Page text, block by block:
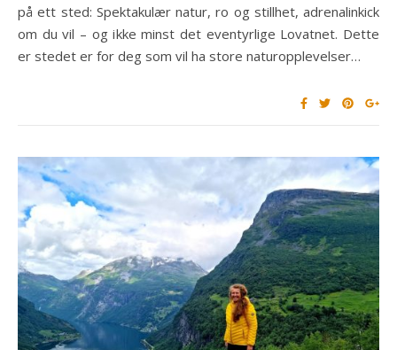
på ett sted: Spektakulær natur, ro og stillhet, adrenalinkick
om du vil – og ikke minst det eventyrlige Lovatnet. Dette
er stedet er for deg som vil ha store naturopplevelser…